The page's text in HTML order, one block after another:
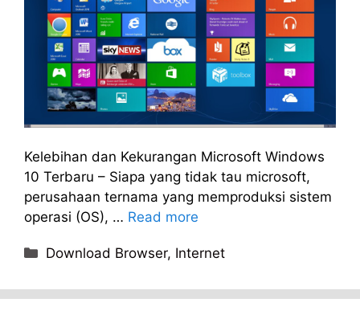
Kelebihan dan Kekurangan Microsoft Windows
10 Terbaru – Siapa yang tidak tau microsoft,
perusahaan ternama yang memproduksi sistem
operasi (OS), … Read more
Categories
Download Browser, Internet